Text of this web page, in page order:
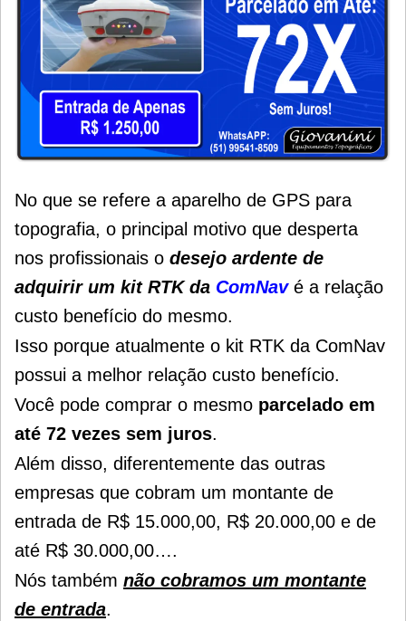
No que se refere a aparelho de GPS para
topografia, o principal motivo que desperta
nos profissionais o desejo ardente de
adquirir um kit RTK da ComNavé a relação
custo benefício do mesmo.
Isso porque atualmente o kit RTK da ComNav
possui a melhor relação custo benefício.
Você pode comprar o mesmo parcelado em
até 72 vezes sem juros.
Além disso, diferentemente das outras
empresas que cobram um montante de
entrada de R$ 15.000,00, R$ 20.000,00 e de
até R$ 30.000,00….
Nós também não cobramos um montante
de entrada.